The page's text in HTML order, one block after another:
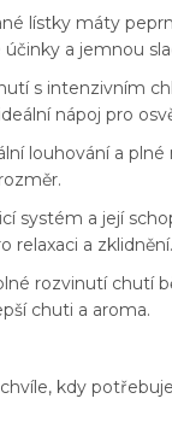
lístky máty
a jemnou
s intenzivním
nápoj pro
louhování a
systém a její
relaxaci a zklidnění.
rozvinutí chutí
chuti a aroma.
kdy